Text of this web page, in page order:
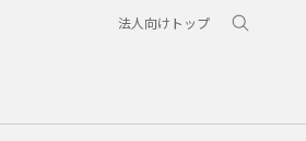
法人向けトップ